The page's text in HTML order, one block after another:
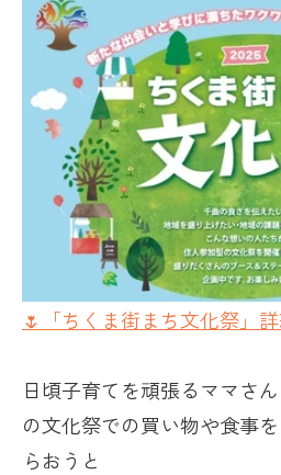
🌷「ちくま街まち文化祭」
日頃子育てを頑張るママさ
の文化祭での買い物や食事
らおうと